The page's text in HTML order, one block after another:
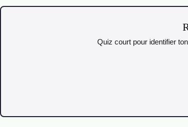
Quiz court pour identifier